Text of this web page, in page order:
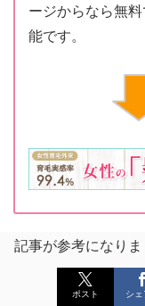
ージからなら無
能です。
記事が参考になりま
ポスト シェ